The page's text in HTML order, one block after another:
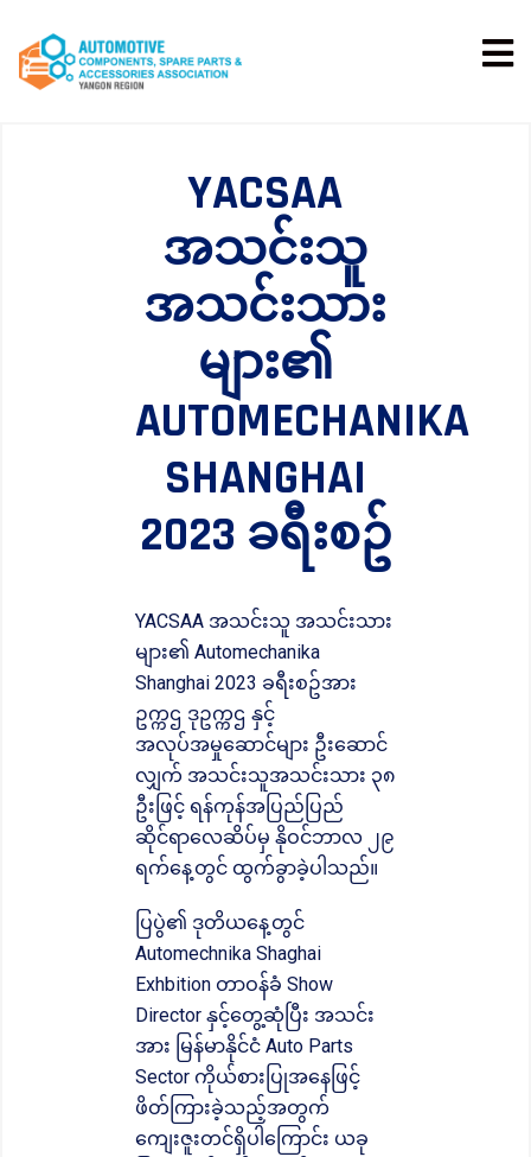
YACSAA
အသင်းသူ
အသင်းသား
များ၏
AUTOMECHANIKA
SHANGHAI
2023 ခရီးစဥ်
YACSAA အသင်းသူ အသင်းသား
များ၏ Automechanika
Shanghai 2023 ခရီးစဥ်အား
ဥက္ကဌ ဒုဥက္ကဌ နှင့်
အလုပ်အမှုဆောင်များ ဦးဆောင်
လျှက် အသင်းသူအသင်းသား ၃၈
ဦးဖြင့် ရန်ကုန်အပြည်ပြည်
ဆိုင်ရာလေဆိပ်မှ နိုဝင်ဘာလ ၂၉
ရက်နေ့တွင် ထွက်ခွာခဲ့ပါသည်။
ပြပွဲ၏ ဒုတိယနေ့တွင်
Automechnika Shaghai
Exhbition တာဝန်ခံ Show
Director နှင့်တွေ့ဆုံပြီး အသင်း
အား မြန်မာနိုင်ငံ Auto Parts
Sector ကိုယ်စားပြုအနေဖြင့်
ဖိတ်ကြားခဲ့သည့်အတွက်
ကျေးဇူးတင်ရှိပါကြောင်း ယခု